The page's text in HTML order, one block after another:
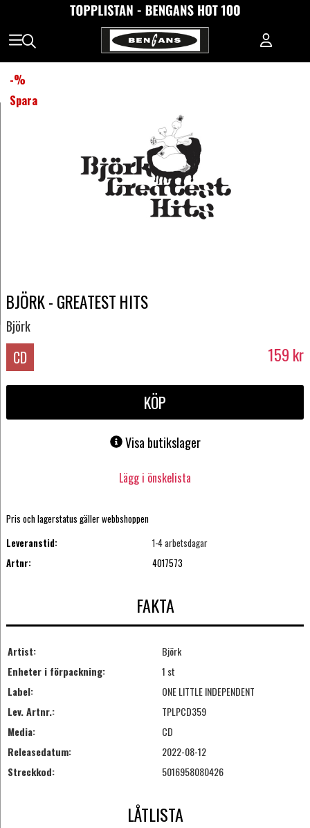
-%
Spara
BJÖRK - GREATEST HITS
Björk
CD 159 kr
KÖP
Visa butikslager
Lägg i önskelista
Pris och lagerstatus gäller webbshoppen
Leveranstid:
1-4 arbetsdagar
Artnr:
4017573
FAKTA
Artist:
Björk
Enheter i förpackning:
1 st
Label:
ONE LITTLE INDEPENDENT
Lev. Artnr.:
TPLPCD359
Media:
CD
Releasedatum:
2022-08-12
Streckkod:
5016958080426
LÅTLISTA